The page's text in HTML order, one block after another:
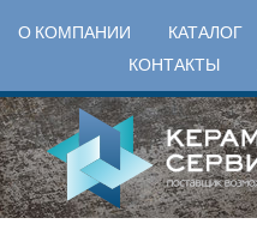
О КОМПАНИИ КАТАЛОГ
КОНТАКТЫ